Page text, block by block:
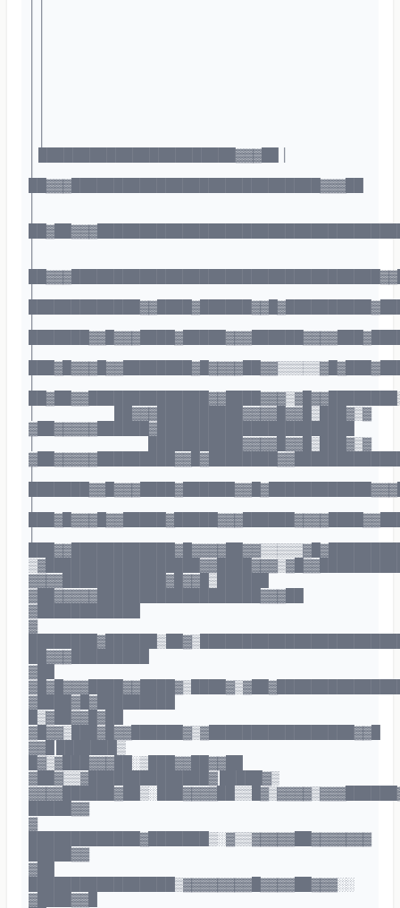
│ ███████████████████████▓▓▓██ │
██▓▓▓█████████████████████████████▓▓▓██
│ ██▓▓▓██████████▓▓▓▓█▓▓█▒███▓▒▓
▓██▓▓▓▓▓██████▓███████████████████████
│ ███████████▓▓▓▓█▓▓█▒███▓▒▓
▓▓▓▓████████████▓█▓▓█▒██████
▓██▓▓▓▓▓███████████████████▓▓▓██
▓████████████
▓
██▓▓▓█████████
▓██
▓████▓█▓█████████
█▒▓██▓▓█▓██
▓█▓▓▒███▓█▓▓██████▓▒▓█████████████████▓▓█
▓▓█ ███████▒
█▓▒▓███▓▓▓██░▒███▓▓██▓▓██
▓██▓▒▒▓██████████████▓ █████▓▒
█████▓▓
▓
█████████████▓███████▒░▓▒▒▓▓▓▓▓██▓▓▓▓▓▓▓
█████▓▓
▓██
█████████████████▒▓▓▓▓▓▓▓▓█▓▓▓▓██▓▓▓░░
▓████▓▓█